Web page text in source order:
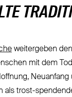
weitergeben
mit dem
trost-